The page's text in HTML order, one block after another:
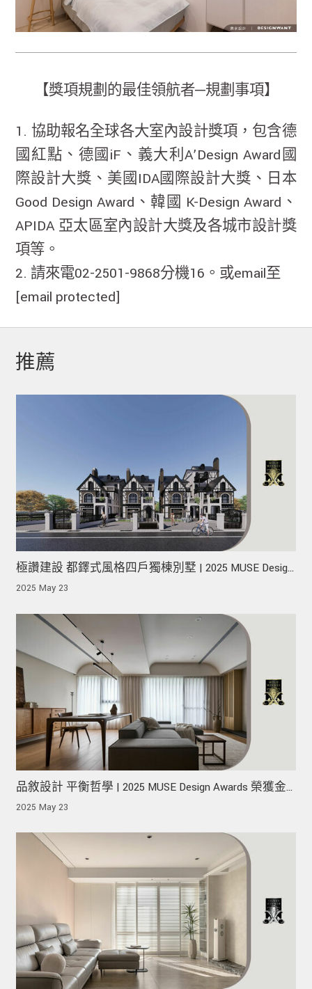
【獎項規劃的最佳領航者─規劃事項】
1. 協助報名全球各大室內設計獎項，包含德
國紅點、德國iF、義大利A’Design Award國
際設計大獎、美國IDA國際設計大獎、日本
Good Design Award、韓國 K-Design Award、
APIDA 亞太區室內設計大獎及各城市設計獎
項等。
2. 請來電02-2501-9868分機16。或email至
[email protected]
推薦
極讚建設 都鐸式風格四戶獨棟別墅 | 2025 MUSE Design
Awards 榮獲金獎！
2025 May 23
品敘設計 平衡哲學 | 2025 MUSE Design Awards 榮獲金
獎！
2025 May 23